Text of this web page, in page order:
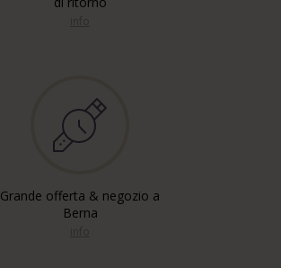
Grande offerta & negozio a
Berna